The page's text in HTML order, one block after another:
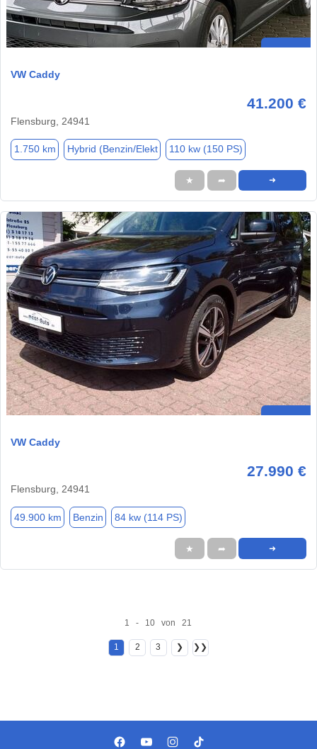
VW Caddy
41.200 €
Flensburg, 24941
1.750 km Hybrid (Benzin/Elekt 110 kw (150 PS)
★ ➦ ➜
VW Caddy
27.990 €
Flensburg, 24941
49.900 km Benzin 84 kw (114 PS)
★ ➦ ➜
1 - 10 von 21
1 2 3 ❯ ❯❯